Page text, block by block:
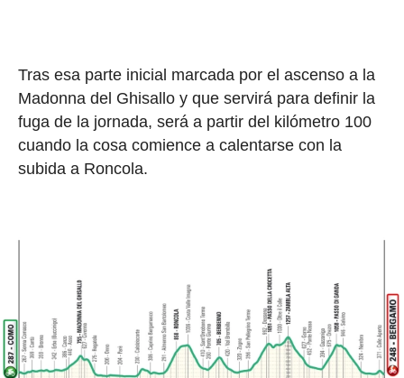
Tras esa parte inicial marcada por el ascenso a la
Madonna del Ghisallo y que servirá para definir la
fuga de la jornada, será a partir del kilómetro 100
cuando la cosa comience a calentarse con la
subida a Roncola.